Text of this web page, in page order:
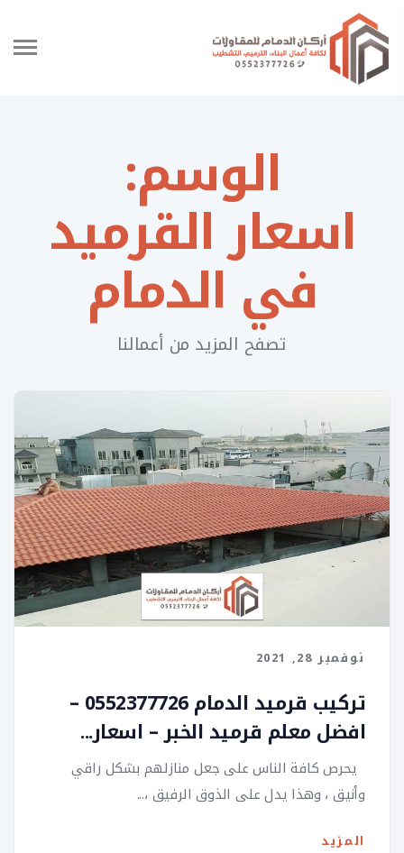
الوسم:
اسعار القرميد
في الدمام
تصفح المزيد من أعمالنا
نوفمبر 28, 2021
تركيب قرميد الدمام 0552377726 –
افضل معلم قرميد الخبر – اسعار...
يحرص كافة الناس على جعل منازلهم بشكل راقي
وأنيق ، وهذا يدل على الذوق الرفيق ،...
المزيد